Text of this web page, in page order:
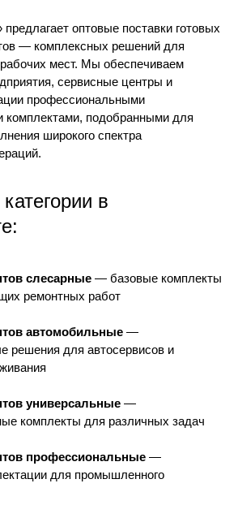
предлагает оптовые поставки готовых
— комплексных решений для
мест. Мы обеспечиваем
сервисные центры и
профессиональными
комплектами, подобранными для
широкого спектра
в
слесарные — базовые комплекты
ремонтных работ
автомобильные —
решения для автосервисов и
универсальные —
комплекты для различных задач
профессиональные —
для промышленного